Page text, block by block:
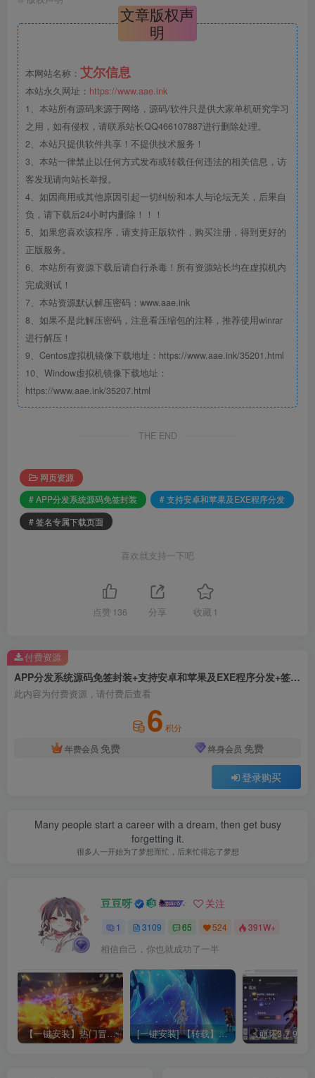
文章版权声
明
本网站名称： 艾尔信息
本站永久网址： https://www.aae.ink
1、本站所有源码来源于网络，源码/软件只是供大家单机研究学习
之用，如有侵权，请联系站长QQ466107887进行删除处理。
2、本站只提供软件共享！不提供技术服务！
3、本站一律禁止以任何方式发布或转载任何违法的相关信息，访
客发现请向站长举报。
4、如因商用或其他原因引起一切纠纷和本人与论坛无关，后果自
负，请下载后24小时内删除！！！
5、如果您喜欢该程序，请支持正版软件，购买注册，得到更好的
正版服务。
6、本站所有资源下载后请自行杀毒！所有资源站长均在虚拟机内
完成测试！
7、本站资源默认解压密码：www.aae.ink
8、如果不是此解压密码，注意看压缩包的注释，推荐使用winrar
进行解压！
9、Centos虚拟机镜像下载地址：https://www.aae.ink/35201.html
10、Window虚拟机镜像下载地址：
https://www.aae.ink/35207.html
THE END
网页资源
# APP分发系统源码免签封装
# 支持安卓和苹果及EXE程序分发
# 签名专属下载页面
喜欢就支持一下吧
点赞 136 分享 收藏 1
APP分发系统源码免签封装+支持安卓和苹果及EXE程序分发+签名专属下载页面
此内容为付费资源，请付费后查看
6 积分
年费会员 免费 终身会员 免费
登录购买
付费资源
Many people start a career with a dream, then get busy
forgetting it.
很多人一开始为了梦想而忙，后来忙得忘了梦想
豆豆呀 关注
1 3109 65 524 391W+
相信自己，你也就成功了一半
【一键安装】热门冒险策略类游戏崩坏：星穹铁道全新2.3版本一键端+一键代理+一键启动+免虚拟机 [一键安装] 【转载】原神3.4真端服务端+源码+配套客户端+详尽说明+GM工具+源码说明文件